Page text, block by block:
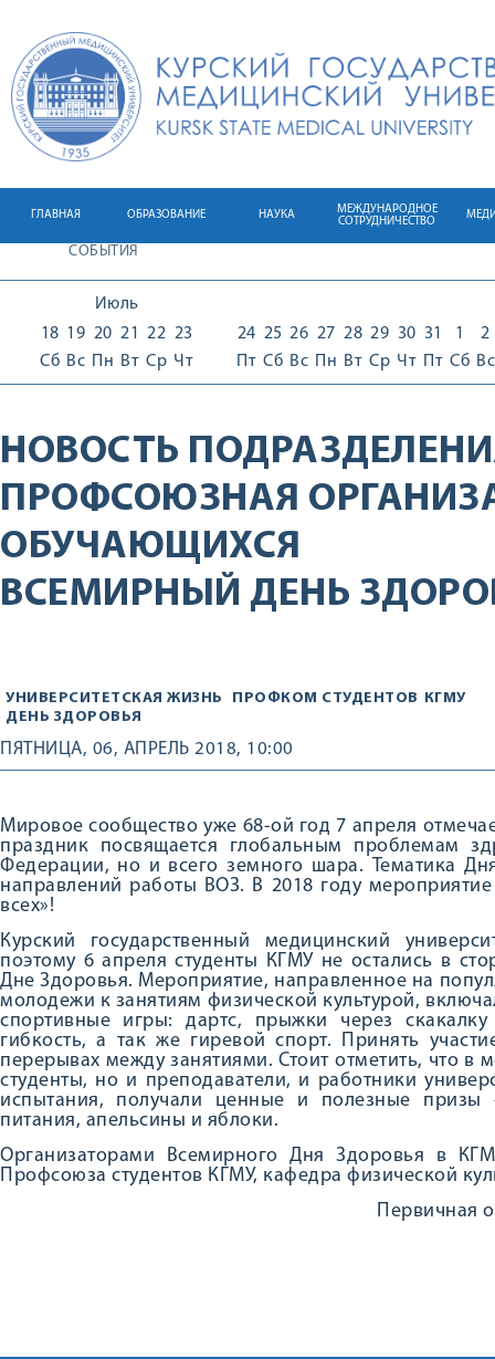
ГЛАВНАЯ ОБРАЗОВАНИЕ НАУКА
МЕЖДУНАРОДНОЕ
СОТРУДНИЧЕСТВО
СОБЫТИЯ
Июль
18
Сб
19
Вс
20
Пн
21
Вт
22
Ср
23
Чт
24
Пт
25
Сб
26
Вс
27
Пн
28
Вт
29
Ср
30
Чт
31
Пт
1
Сб
2
Вс
НОВОСТЬ
ПРОФСОЮЗНАЯ
ОБУЧАЮЩИХСЯ
ВСЕМИРНЫЙ ДЕНЬ
УНИВЕРСИТЕТСКАЯ ЖИЗНЬ ПРОФКОМ СТУДЕНТОВ КГМУ
ДЕНЬ ЗДОРОВЬЯ
ПЯТНИЦА, 06, АПРЕЛЬ 2018, 10:00
Мировое сообщество уже 68-ой год 7 апреля
праздник посвящается глобальным проблемам
Федерации, но и всего земного шара. Тематика
направлений работы ВОЗ. В 2018 году
всех»!
Курский государственный медицинский
поэтому 6 апреля студенты КГМУ не остались в
Дне Здоровья. Мероприятие, направленное на
молодежи к занятиям физической культурой,
спортивные игры: дартс, прыжки через
гибкость, а так же гиревой спорт. Принять
перерывах между занятиями. Стоит отметить, что в
студенты, но и преподаватели, и работники
испытания, получали ценные и полезные призы
питания, апельсины и яблоки.
Организаторами Всемирного Дня Здоровья в
Профсоюза студентов КГМУ, кафедра физической
Первичная